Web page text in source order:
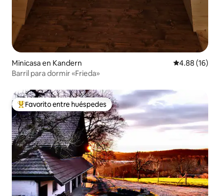
Minicasa en Kandern Calificación
4.88 (16)
Barril para dormir «Frieda»
Favorito entre huéspedes preferido
Favorito entre huéspedes